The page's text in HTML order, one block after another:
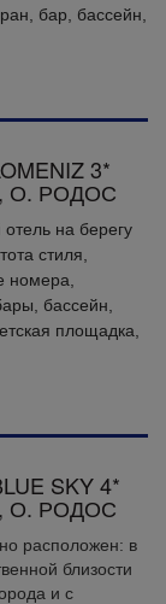
бар, бассейн,
3*
О. РОДОС
на берегу
стиля,
номера,
бассейн,
площадка,
SKY 4*
О. РОДОС
расположен: в
близости
и с